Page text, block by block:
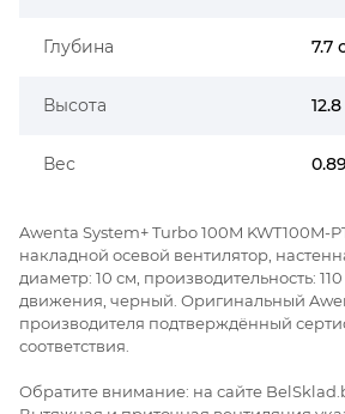
Глубина 7.7
Высота
Вес
Awenta System+ Turbo 100M KWT100M-
накладной осевой вентилятор,
диаметр: 10 см, производительность:
движения, черный. Оригинальный
производителя подтверждённый
соответствия.
Обратите внимание: на сайте